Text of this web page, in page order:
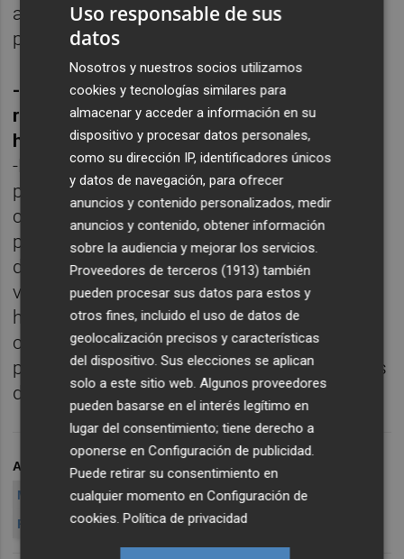
a un inversor norteamericano que la deuda
pública o depositos bancarios.
-¿Volveremos a ver la prima de riesgo
rondando los 550 puntos básicos como
hace una semana?
-Es muy complicado opinar sobre el corto
plazo. La prima de riesgo española está
claramente exagerada y contaminada por la
parálisis europea en la toma de decisiones
de verdad. Pienso que en pocas semanas
veremos una tregua en estas tensiones
hasta febrero o marzo de 2012, cuando
coinciden enormes vencimientos de deuda
publica griega y italiana, así como de bancos
de la Eurozona.
ARCHIVADO EN KOALA KAPITAL
SICAV KOALA KAPITAL
MARC GARRIGASAIT
ANALISTA BROKER
BOLSA
RENTA VARIABLE
Uso responsable de sus
datos
Nosotros y nuestros socios utilizamos
cookies y tecnologías similares para
almacenar y acceder a información en su
dispositivo y procesar datos personales,
como su dirección IP, identificadores únicos
y datos de navegación, para ofrecer
anuncios y contenido personalizados, medir
anuncios y contenido, obtener información
sobre la audiencia y mejorar los servicios.
Proveedores de terceros (1913) también
pueden procesar sus datos para estos y
otros fines, incluido el uso de datos de
geolocalización precisos y características
del dispositivo. Sus elecciones se aplican
solo a este sitio web. Algunos proveedores
pueden basarse en el interés legítimo en
lugar del consentimiento; tiene derecho a
oponerse enConfiguración de publicidad.
Puede retirar su consentimiento en
cualquier momento enConfiguración de
cookies.Política de privacidad